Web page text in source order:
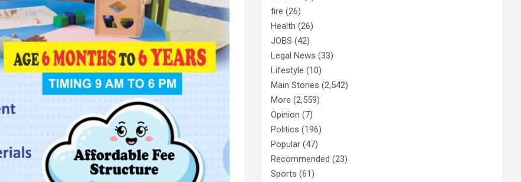
fire (26)
Health (26)
JOBS (42)
Legal News (33)
Lifestyle (10)
Main Stories (2,542)
More (2,559)
Opinion (7)
Politics (196)
Popular (47)
Recommended (23)
Sports (61)